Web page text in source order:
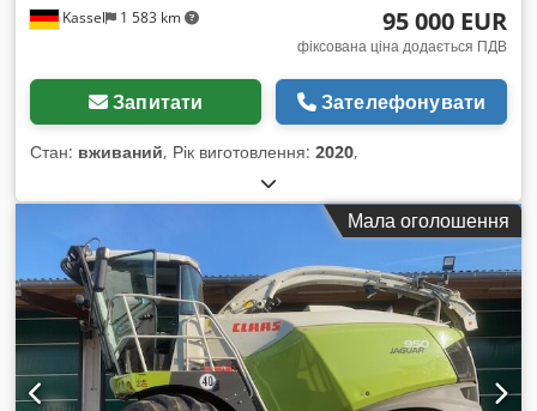
Kassel 1 583 km 95 000 EUR
фіксована ціна додається ПДВ
Запитати Зателефонувати
Стан: вживаний, Рік виготовлення: 2020,
Мала оголошення